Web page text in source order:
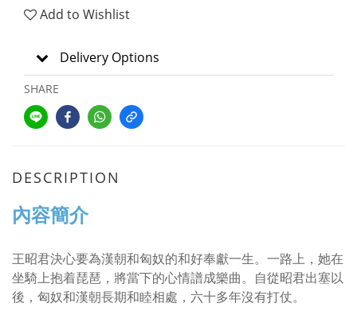
Add to Wishlist
Delivery Options
SHARE
DESCRIPTION
內容簡介
王昭君決心要為漢朝和匈奴的和好奉獻一生。一路上，她在
坐騎上抱着琵琶，將當下的心情譜成樂曲。自從昭君出塞以
後，匈奴和漢朝長期和睦相處，六十多年沒有打仗。